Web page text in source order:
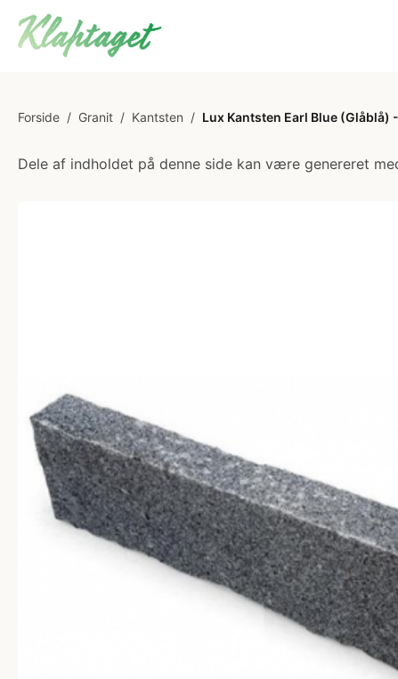
Forside / Granit / Kantsten / Lux Kantsten Earl Blue (Glåblå)
Dele af indholdet på denne side kan være genereret